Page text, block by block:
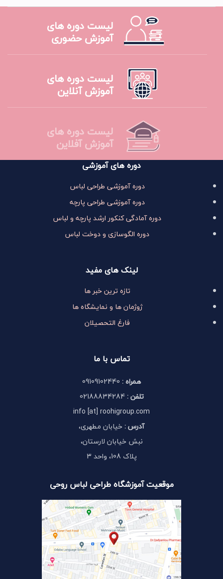
لیست دوره های
آموزش حضوری
لیست دوره های
آموزش آنلاین
لیست دوره های
آموزش آفلاین
دوره های آموزشی
دوره آموزشی طراحی لباس
دوره آموزشی طراحی پارچه
دوره آمادگی کنکور ارشد پارچه و لباس
دوره الگوسازی و دوخت لباس
لینک های مفید
تازه ترین خبر ها
ژوژمان ها و نمایشگاه ها
فارغ التحصیلان
تماس با ما
همراه :
تلفن : 02188834284
info [at] roohigroup.com
آدرس : خیابان مطهری،
نبش خیابان لارستان،
پلاک 108، واحد 3
موقعیت آموزشگاه طراحی لباس روحی